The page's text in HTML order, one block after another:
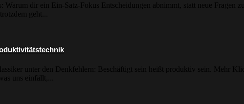
Warum dir ein Ein-Satz-Fokus Entscheidungen abnimmt, statt neue Fragen
geht...
unter den Denkfehlern: Beschäftigt sein heißt produktiv sein. Mehr
uns einfällt,...